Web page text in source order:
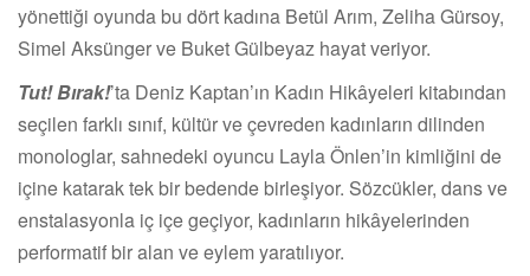
yönettiği oyunda bu dört kadına Betül Arım, Zeliha Gürsoy,
Simel Aksünger ve Buket Gülbeyaz hayat veriyor.
Tut! Bırak!’ta Deniz Kaptan’ın Kadın Hikâyeleri kitabından
seçilen farklı sınıf, kültür ve çevreden kadınların dilinden
monologlar, sahnedeki oyuncu Layla Önlen’in kimliğini de
içine katarak tek bir bedende birleşiyor. Sözcükler, dans ve
enstalasyonla iç içe geçiyor, kadınların hikâyelerinden
performatif bir alan ve eylem yaratılıyor.